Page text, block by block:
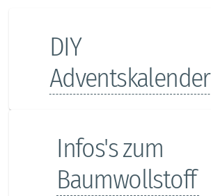
DIY
Adventskalender
Infos's zum
Baumwollstoff